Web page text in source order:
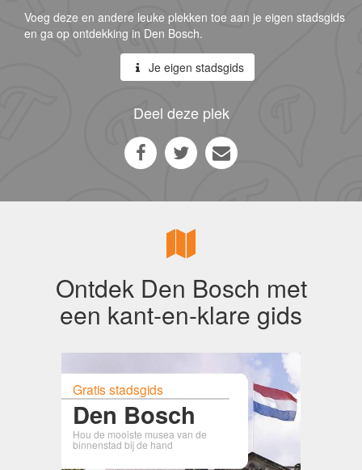
Voeg deze en andere leuke plekken toe aan je eigen stadsgids
en ga op ontdekking in Den Bosch.
Je eigen stadsgids
Deel deze plek
Ontdek Den Bosch met
een kant-en-klare gids
Gratis stadsgids
Den Bosch
Hou de mooiste musea van de
binnenstad bij de hand